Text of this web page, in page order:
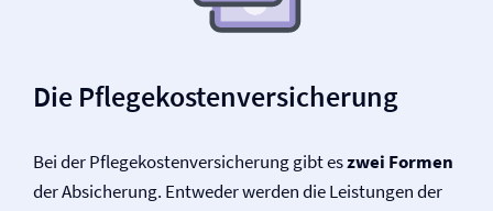
Die Pflegekosten­versicherung
Bei der Pflegekosten­versicherung gibt eszwei Formen
der Absicherung. Entweder werden die Leistungen der